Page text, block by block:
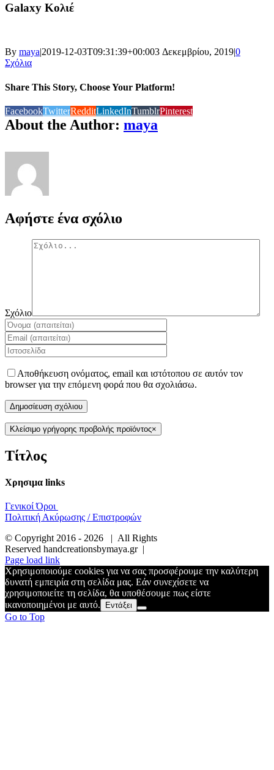
Galaxy Κολιέ
By maya|2019-12-03T09:31:39+00:003 Δεκεμβρίου, 2019|0
Σχόλια
Share This Story, Choose Your Platform!
FacebookTwitterRedditLinkedInTumblrPinterest
About the Author: maya
Αφήστε ένα σχόλιο
Σχόλιο
Αποθήκευση ονόματος, email και ιστότοπου σε αυτόν τον
browser για την επόμενη φορά που θα σχολιάσω.
Κλείσιμο γρήγορης προβολής προϊόντος×
Τίτλος
Χρησιμα links
Γενικοί Όροι
Πολιτική Ακύρωσης / Επιστροφών
© Copyright 2016 - 2026 | All Rights
Reserved handcreationsbymaya.gr |
Page load link
Χρησιμοποιούμε cookies για να σας προσφέρουμε την καλύτερη
δυνατή εμπειρία στη σελίδα μας. Εάν συνεχίσετε να
χρησιμοποιείτε τη σελίδα, θα υποθέσουμε πως είστε
ικανοποιημένοι με αυτό.
Εντάξει
Go to Top